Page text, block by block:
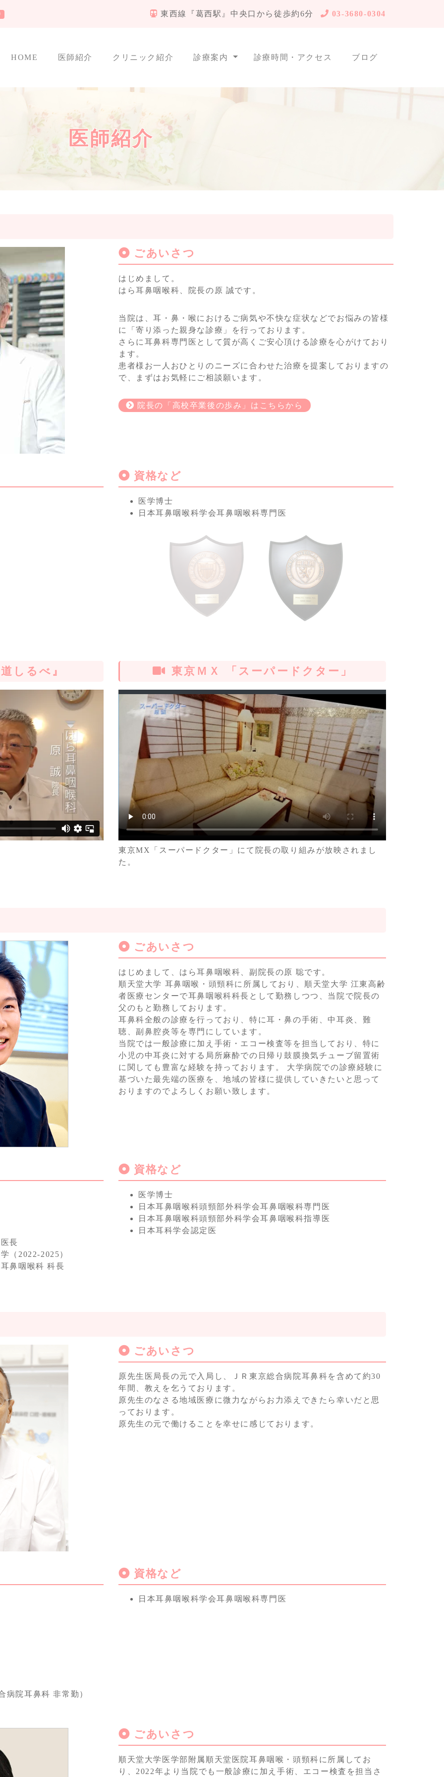
東西線『葛西駅』中央口から徒歩約6分 03-3680-0304
HOME 医師紹介 クリニック紹介 診療案内 診療時間・アクセス ブログ
医師紹介
ごあいさつ
はじめまして。
はら耳鼻咽喉科、院長の原 誠です。
当院は、耳・鼻・喉におけるご病気や不快な症状などでお悩みの皆様
に「寄り添った親身な診療」を行っております。
さらに耳鼻科専門医として質が高くご安心頂ける診療を心がけており
ます。
患者様お一人おひとりのニーズに合わせた治療を提案しておりますの
で、まずはお気軽にご相談願います。
院長の「高校卒業後の歩み」はこちらから
資格など
医学博士
日本耳鼻咽喉科学会耳鼻咽喉科専門医
しるべ』 東京ＭＸ 「スーパードクター」
東京MX「スーパードクター」にて院長の取り組みが放映されまし
た。
ごあいさつ
はじめまして、はら耳鼻咽喉科、副院長の原 聡です。
順天堂大学 耳鼻咽喉・頭頸科に所属しており、順天堂大学 江東高齢
者医療センターで耳鼻咽喉科科長として勤務しつつ、当院で院長の
父のもと勤務しております。
耳鼻科全般の診療を行っており、特に耳・鼻の手術、中耳炎、難
聴、副鼻腔炎等を専門にしています。
当院では一般診療に加え手術・エコー検査等を担当しており、特に
小児の中耳炎に対する局所麻酔での日帰り鼓膜換気チューブ留置術
に関しても豊富な経験を持っております。 大学病院での診療経験に
基づいた最先端の医療を、地域の皆様に提供していきたいと思って
おりますのでよろしくお願い致します。
長
（2022-2025）
鼻咽喉科 科長
資格など
医学博士
日本耳鼻咽喉科頭頸部外科学会耳鼻咽喉科専門医
日本耳鼻咽喉科頭頸部外科学会耳鼻咽喉科指導医
日本耳科学会認定医
ごあいさつ
原先生医局長の元で入局し、ＪＲ東京総合病院耳鼻科を含めて約30
年間、教えを乞うております。
原先生のなさる地域医療に微力ながらお力添えできたら幸いだと思
っております。
原先生の元で働けることを幸せに感じております。
病院耳鼻科 非常勤）
資格など
日本耳鼻咽喉科学会耳鼻咽喉科専門医
ごあいさつ
順天堂大学医学部附属順天堂医院耳鼻咽喉・頭頸科に所属してお
り、2022年より当院でも一般診療に加え手術、エコー検査を担当さ